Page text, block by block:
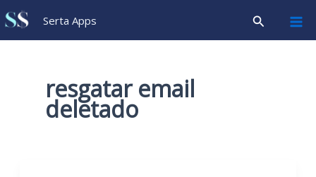
Ir
para
Serta Apps Pesquisar
resgatar email
deletado